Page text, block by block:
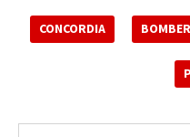
CONCORDIA